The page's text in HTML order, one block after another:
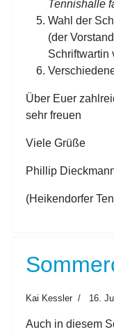
Tennishalle
Wahl der
(der
Schriftwartin
Über Euer
sehr freuen
Viele Grüße
Phillip
(Heikendorfer
Kai Kessler 16.
Auch in diesem